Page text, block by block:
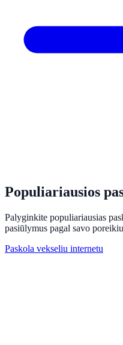
Populiariausios
Palyginkite populiariausias
pasiūlymus pagal savo
Paskola vekseliu internetu